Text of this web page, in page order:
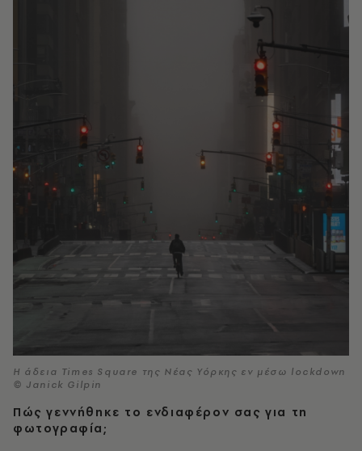
Η άδεια Times Square της Νέας Υόρκης εν μέσω lockdown
© Janick Gilpin
Πώς γεννήθηκε το ενδιαφέρον σας για τη
φωτογραφία;